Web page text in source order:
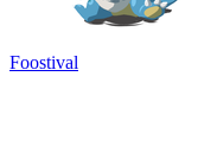
Foostival